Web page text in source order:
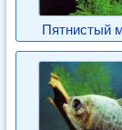
Пятнистый